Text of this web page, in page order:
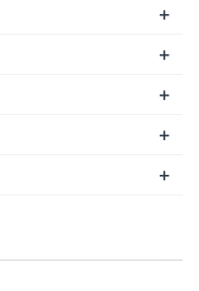
+
+
+
+
+